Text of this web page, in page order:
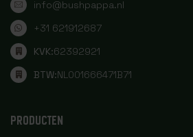
info@bushpappa.nl
+31 621912687
KVK:62392921
BTW:NL001666471B71
PRODUCTEN